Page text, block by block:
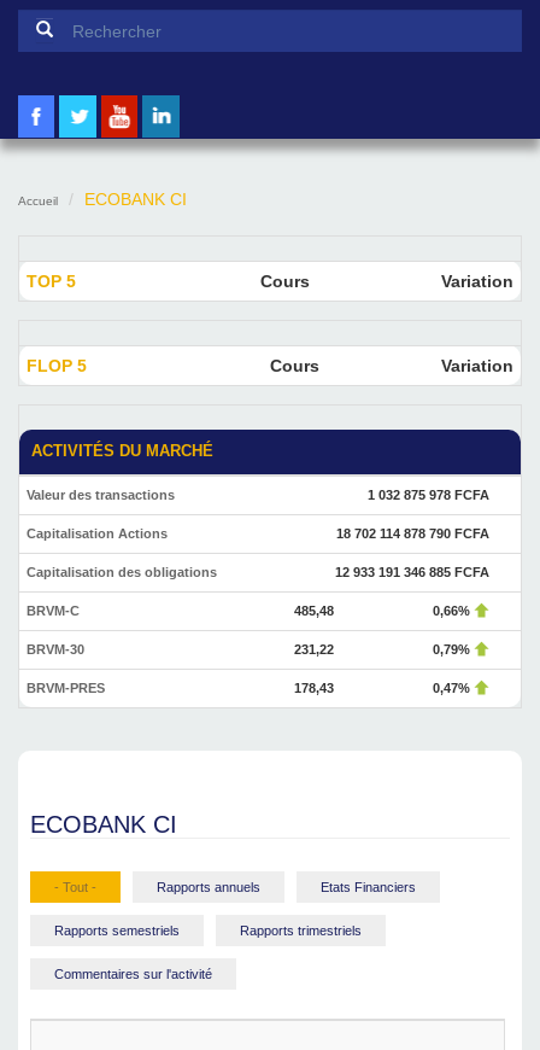
Formulaire de recherche
Accueil ECOBANK CI
TOP 5 Cours Variation
FLOP 5 Cours Variation
ACTIVITÉS DU MARCHÉ
Valeur des transactions 1 032 875 978 FCFA
Capitalisation Actions 18 702 114 878 790 FCFA
Capitalisation des obligations 12 933 191 346 885 FCFA
BRVM-C 485,48 0,66%
BRVM-30 231,22 0,79%
BRVM-PRES 178,43 0,47%
ECOBANK CI
- Tout - Rapports annuels Etats Financiers
Rapports semestriels Rapports trimestriels
Commentaires sur l'activité